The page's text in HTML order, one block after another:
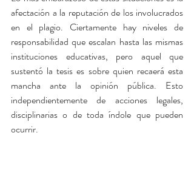
afectación a la reputación de los involucrados
en el plagio. Ciertamente hay niveles de
responsabilidad que escalan hasta las mismas
instituciones educativas, pero aquel que
sustentó la tesis es sobre quien recaerá esta
mancha ante la opinión pública. Esto
independientemente de acciones legales,
disciplinarias o de toda índole que pueden
ocurrir.